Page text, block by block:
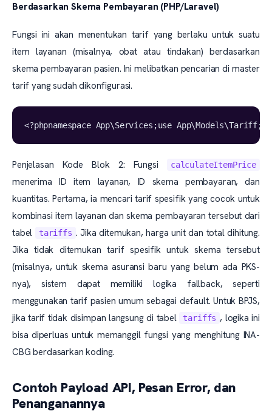
Berdasarkan Skema Pembayaran (PHP/Laravel)
Fungsi ini akan menentukan tarif yang berlaku untuk suatu
item layanan (misalnya, obat atau tindakan) berdasarkan
skema pembayaran pasien. Ini melibatkan pencarian di master
tarif yang sudah dikonfigurasi.
<?phpnamespace App\Services;use
Penjelasan Kode Blok 2: Fungsi calculateItemPrice
menerima ID item layanan, ID skema pembayaran, dan
kuantitas. Pertama, ia mencari tarif spesifik yang cocok untuk
kombinasi item layanan dan skema pembayaran tersebut dari
tabel
tariffs . Jika ditemukan, harga unit dan total dihitung.
Jika tidak ditemukan tarif spesifik untuk skema tersebut
(misalnya, untuk skema asuransi baru yang belum ada PKS-
nya), sistem dapat memiliki logika fallback, seperti
menggunakan tarif pasien umum sebagai default. Untuk BPJS,
jika tarif tidak disimpan langsung di tabel
tariffs , logika ini
bisa diperluas untuk memanggil fungsi yang menghitung INA-
CBG berdasarkan koding.
Contoh Payload API, Pesan Error, dan
Penanganannya